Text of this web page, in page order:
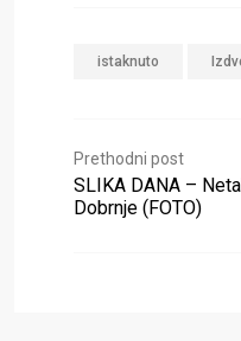
istaknuto
Prethodni post
SLIKA DANA –
Dobrnje (FOTO)